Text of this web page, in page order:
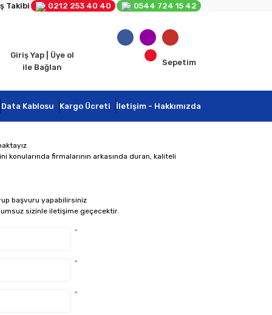
Takibi 0212 253 40 40 0544 724 15 42
Giriş Yap | Üye ol
ile Bağlan
Sepetim
Data Kablosu Kargo Ücreti İletişim - Hakkımızda
firmalarının arkasında duran, kaliteli
başvuru yapabilirsiniz
sizinle iletişime geçecektir.
*
*
*